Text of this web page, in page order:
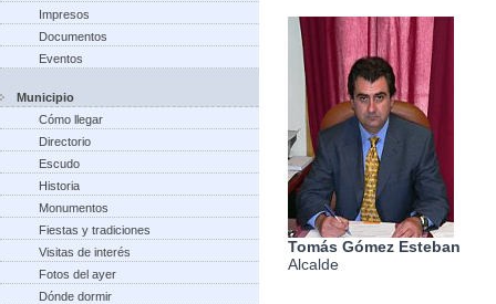
Impresos
Documentos
Eventos
Municipio
Cómo llegar
Directorio
Escudo
Historia
Monumentos
Fiestas y tradiciones
Visitas de interés
Fotos del ayer
Dónde dormir
Tomás Gómez Esteban
Alcalde